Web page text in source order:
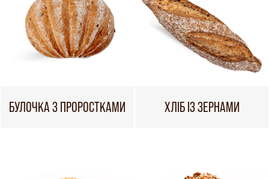
БУЛОЧКА З ПРОРОСТКАМИ ХЛІБ ІЗ ЗЕРНАМИ